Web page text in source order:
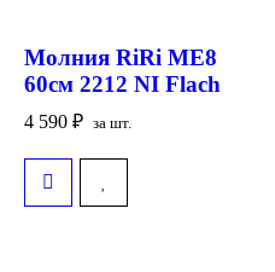
Молния RiRi ME8
60см 2212 NI Flach
4 590 ₽ за шт.